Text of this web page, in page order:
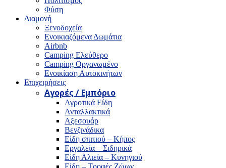
Φύση
Διαμονή
Ξενοδοχεία
Ενοικιαζόμενα Δωμάτια
Airbnb
Camping Ελεύθερο
Camping Οργανωμένο
Ενοικίαση Αυτοκινήτων
Επιχειρήσεις
Αγορές / Εμπόριο
Αγροτικά Είδη
Ανταλλακτικά
Αξεσουάρ
Βενζινάδικα
Είδη σπιτιού – Κήπος
Εργαλεία – Σιδηρικά
Είδη Αλιεία – Κυνηγιού